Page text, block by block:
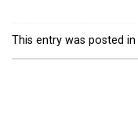
This entry was posted in